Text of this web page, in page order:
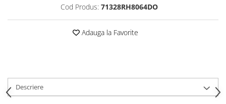
Cod Produs: 71328RH8064DO
Adauga la Favorite
Descriere